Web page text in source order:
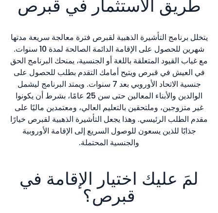
طريق الاستثمار في قبرص
يتخلل برنامج التأشيرة الذهبية لقبرص فترة معالجة سريعة مدتها
شهرين للحصول على الإقامة الدائمة الصالحة لمدة 10 سنوات.
مع غياب القيود المتعلقة باللغة أو الجنسية، يمنحك البرنامج الحق
في العيش في قبرص ويتيح أمامك التقدم بطلب للحصول على
جنسية الاتحاد الأوروبي بعد 7 سنوات. ويمتد البرنامج ليشمل
الوالدين والأبناء المعالين حتى سن 25 عامًا، بشرط أن يكونوا
غير متزوجين، وملتحقين بالتعليم العالي، ومعتمدين ماليًا على
مقدم الطلب الرئيسي. وهذا يجعل التأشيرة الذهبية لقبرص خيارًا
جذابًا للذين يسعون للوصول السريع إلى الإقامة الأوروبية
والجنسية المحتملة.
لمَ عليك اختيار الإقامة في
قبرص؟